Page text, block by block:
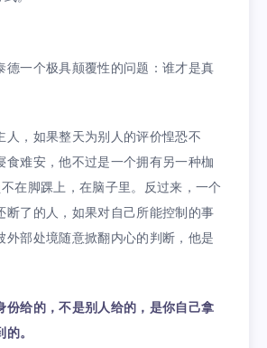
德一个极具颠覆性的问题：谁才是真
人，如果整天为别人的评价惶恐不
食难安，他不过是一个拥有另一种枷
在脚踝上，在脑子里。反过来，一个
断了的人，如果对自己所能控制的事
外部处境随意掀翻内心的判断，他是
份给的，不是别人给的，是你自己拿
。